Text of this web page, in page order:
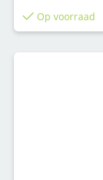
Op voorraad